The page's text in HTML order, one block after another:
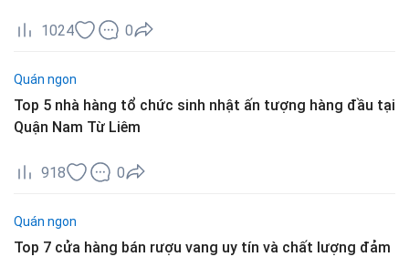
1024 0
Quán ngon
Top 5 nhà hàng tổ chức sinh nhật ấn tượng hàng đầu tại
Quận Nam Từ Liêm
918 0
Quán ngon
Top 7 cửa hàng bán rượu vang uy tín và chất lượng đảm